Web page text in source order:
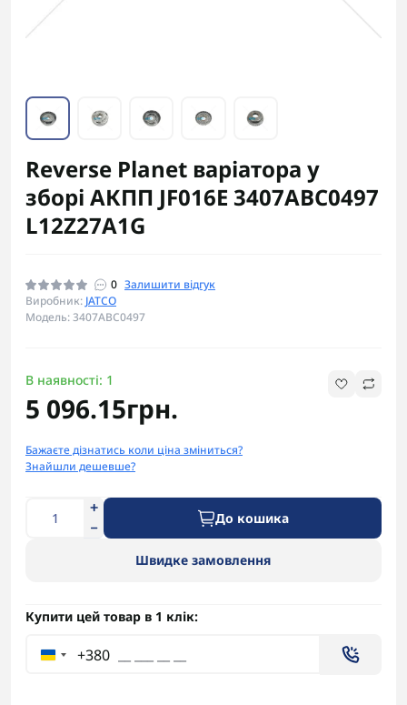
Reverse Planet варіатора у
зборі АКПП JF016E 3407ABC0497
L12Z27A1G
0 Залишити відгук
Виробник: JATCO
Модель: 3407ABC0497
В наявності: 1
5 096.15грн.
Бажаєте дізнатись коли ціна зміниться?
Знайшли дешевше?
До кошика
Швидке замовлення
Купити цей товар в 1 клік:
+380